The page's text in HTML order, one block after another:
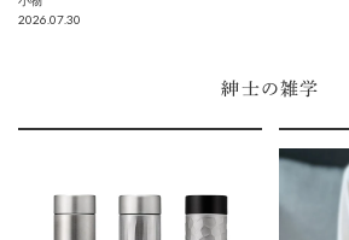
2026.07.30
紳士の雑学